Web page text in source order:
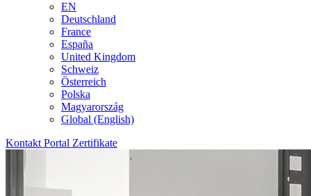
EN
Deutschland
France
España
United Kingdom
Schweiz
Österreich
Polska
Magyarország
Global (English)
Kontakt Portal Zertifikate